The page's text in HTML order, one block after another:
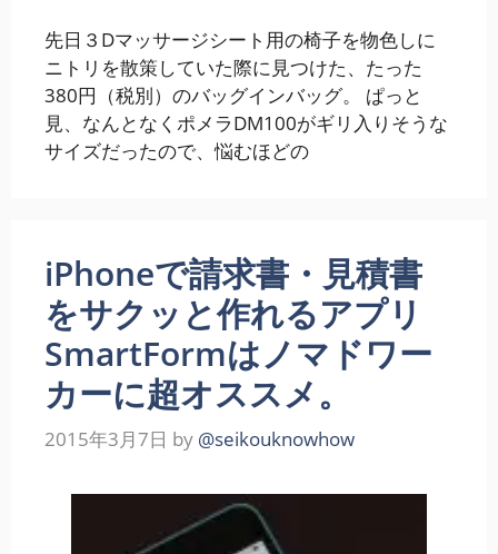
先日３Dマッサージシート用の椅子を物色しに
ニトリを散策していた際に見つけた、たった
380円（税別）のバッグインバッグ。 ぱっと
見、なんとなくポメラDM100がギリ入りそうな
サイズだったので、悩むほどの
iPhoneで請求書・見積書
をサクッと作れるアプリ
SmartFormはノマドワー
カーに超オススメ。
2015年3月7日 by @seikouknowhow